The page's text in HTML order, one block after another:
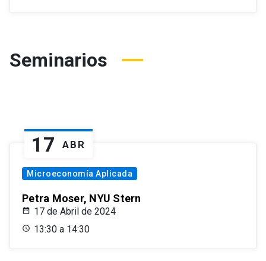
Seminarios
17 ABR
Microeconomía Aplicada
Petra Moser, NYU Stern
17 de Abril de 2024
13:30 a 14:30